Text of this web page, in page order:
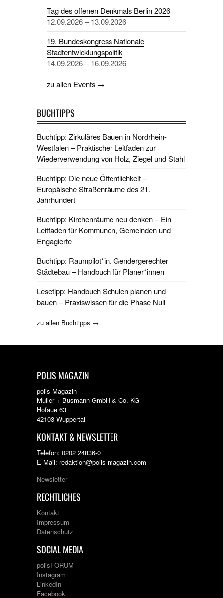
Tag des offenen Denkmals Berlin 2026
12.09.2026 – 13.09.2026
19. Bundeskongress Nationale
Stadtentwicklungspolitik
14.09.2026 – 16.09.2026
zu allen Events →
BUCHTIPPS
Buchtipp: Zirkuläres Bauen in Nordrhein-
Westfalen – Praktischer Leitfaden zur
Wiederverwendung von Holz, Ziegel und Stahl
Buchtipp: Die neue Öffentlichkeit –
Europäische Straßenräume des 21.
Jahrhundert
Buchtipp: Kirchenräume neu denken – Ein
Leitfaden für Kommunen, Gemeinden und
Engagierte
Buchtipp: Raumpilot*in. Gendergerechter
Städtebau – Handbuch für Planer*innen
Lesetipp: Handbuch Schulen planen und
bauen – Praxiswissen für die Phase Null
zu allen Buchtipps →
POLIS MAGAZIN
polis Magazin
Müller + Busmann GmbH & Co. KG
Hofaue 63
42103 Wuppertal
KONTAKT & NEWSLETTER
Telefon: 0202 24836-0
E-Mail: redaktion@polis-magazin.com
Newsletter
RECHTLICHES
Kontakt
Impressum
Datenschutz
SOCIAL MEDIA
polisFORUM
Instagram
LinkedIn
Facebook